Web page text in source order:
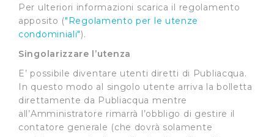
Per ulteriori informazioni scarica il regolamento
apposito ("Regolamento per le utenze
condominiali").
Singolarizzare l’utenza
E’ possibile diventare utenti diretti di Publiacqua.
In questo modo al singolo utente arriva la bolletta
direttamente da Publiacqua mentre
all’Amministratore rimarrà l’obbligo di gestire il
contatore generale (che dovrà solamente